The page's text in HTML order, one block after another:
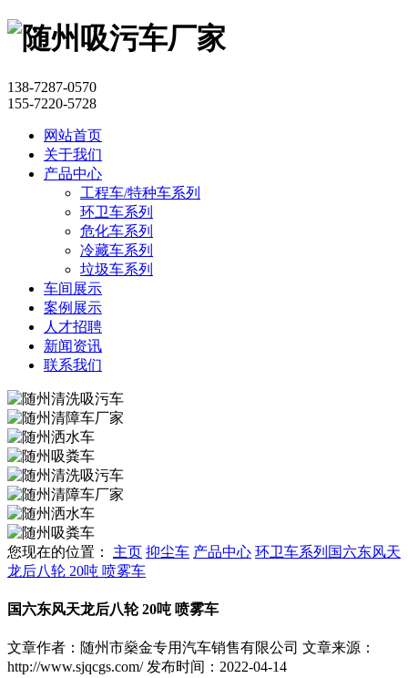
138-7287-0570
155-7220-5728
网站首页
关于我们
产品中心
工程车/特种车系列
环卫车系列
危化车系列
冷藏车系列
垃圾车系列
车间展示
案例展示
人才招聘
新闻资讯
联系我们
您现在的位置： 主页 抑尘车 产品中心 环卫车系列 国六东风天
龙后八轮 20吨 喷雾车
国六东风天龙后八轮 20吨 喷雾车
文章作者：随州市燊金专用汽车销售有限公司 文章来源：
http://www.sjqcgs.com/ 发布时间：2022-04-14